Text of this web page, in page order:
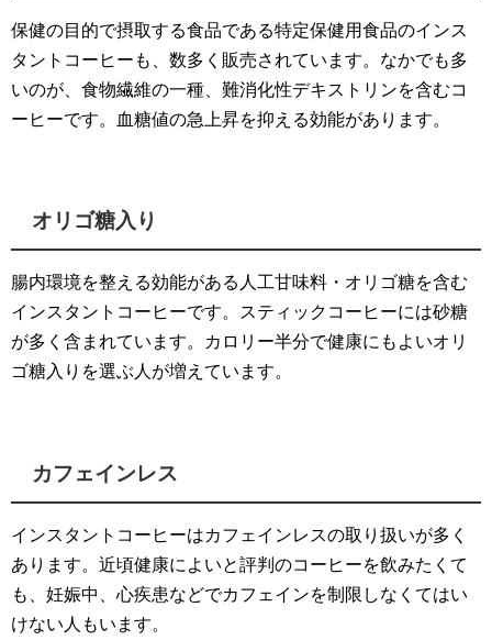
保健の目的で摂取する食品である特定保健用食品のインス
タントコーヒーも、数多く販売されています。なかでも多
いのが、食物繊維の一種、難消化性デキストリンを含むコ
ーヒーです。血糖値の急上昇を抑える効能があります。
オリゴ糖入り
腸内環境を整える効能がある人工甘味料・オリゴ糖を含む
インスタントコーヒーです。スティックコーヒーには砂糖
が多く含まれています。カロリー半分で健康にもよいオリ
ゴ糖入りを選ぶ人が増えています。
カフェインレス
インスタントコーヒーはカフェインレスの取り扱いが多く
あります。近頃健康によいと評判のコーヒーを飲みたくて
も、妊娠中、心疾患などでカフェインを制限しなくてはい
けない人もいます。